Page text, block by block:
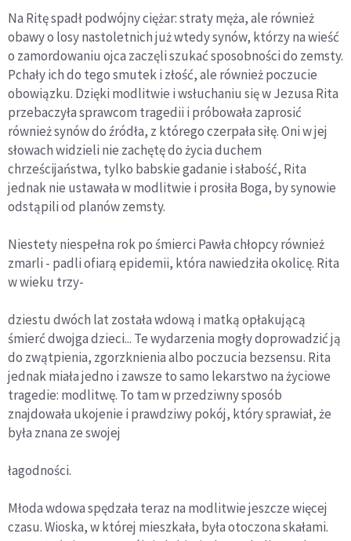
Na Ritę spadł podwójny ciężar: straty męża, ale również
obawy o losy nastoletnich już wtedy synów, którzy na wieść
o zamordowaniu ojca zaczęli szukać sposobności do zemsty.
Pchały ich do tego smutek i złość, ale również poczucie
obowiązku. Dzięki modlitwie i wsłuchaniu się w Jezusa Rita
przebaczyła sprawcom tragedii i próbowała zaprosić
również synów do źródła, z którego czerpała siłę. Oni w jej
słowach widzieli nie zachętę do życia duchem
chrześcijaństwa, tylko babskie gadanie i słabość, Rita
jednak nie ustawała w modlitwie i prosiła Boga, by synowie
odstąpili od planów zemsty.
Niestety niespełna rok po śmierci Pawła chłopcy również
zmarli - padli ofiarą epidemii, która nawiedziła okolicę. Rita
w wieku trzy-
dziestu dwóch lat została wdową i matką opłakującą
śmierć dwojga dzieci... Te wydarzenia mogły doprowadzić ją
do zwątpienia, zgorzknienia albo poczucia bezsensu. Rita
jednak miała jedno i zawsze to samo lekarstwo na życiowe
tragedie: modlitwę. To tam w przedziwny sposób
znajdowała ukojenie i prawdziwy pokój, który sprawiał, że
była znana ze swojej
łagodności.
Młoda wdowa spędzała teraz na modlitwie jeszcze więcej
czasu. Wioska, w której mieszkała, była otoczona skałami.